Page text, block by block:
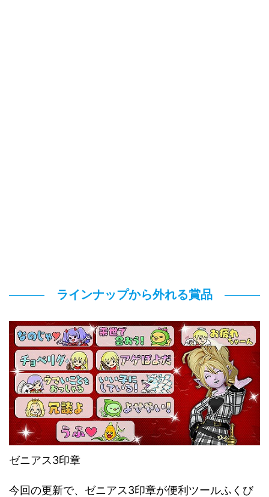
ラインナップから外れる賞品
ゼニアス3印章
今回の更新で、ゼニアス3印章が便利ツールふくび